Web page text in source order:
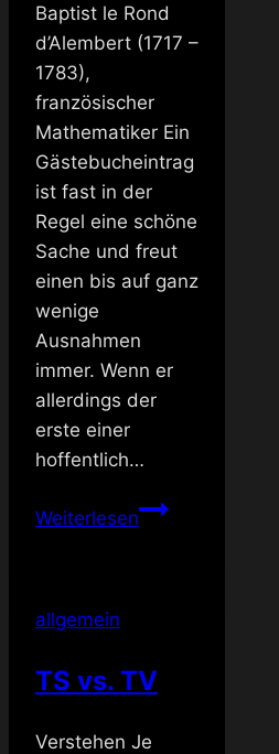
Baptist le Rond
d’Alembert (1717 –
1783),
französischer
Mathematiker Ein
Gästebucheintrag
ist fast in der
Regel eine schöne
Sache und freut
einen bis auf ganz
wenige
Ausnahmen
immer. Wenn er
allerdings der
erste einer
hoffentlich…
WeiterlesenMeinungen
allgemein
TS vs. TV
Verstehen Je